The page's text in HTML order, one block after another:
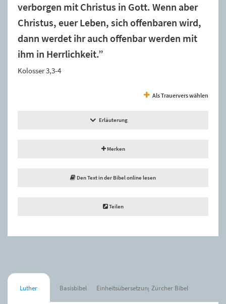
verborgen mit Christus in Gott. Wenn aber
Christus, euer Leben, sich offenbaren wird,
dann werdet ihr auch offenbar werden mit
ihm in Herrlichkeit.”
Kolosser 3,3-4
Als Trauervers wählen
Erläuterung
Merken
Den Text in der Bibel online lesen
Teilen
Luther Basisbibel Einheitsübersetzung Zürcher Bibel